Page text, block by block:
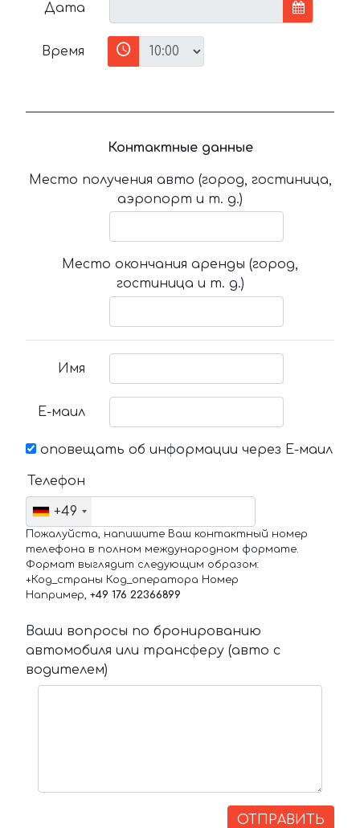
Дата
Время
Контактные данные
Место получения авто (город, гостиница,
аэропорт и т. д.)
Место окончания аренды (город,
гостиница и т. д.)
Имя
Е-маил
оповещать об информации через Е-маил
Телефон
+49
Пожалуйста, напишите Ваш контактный номер
телефона в полном международном формате.
Формат выглядит следующим образом:
+Код_страны Код_оператора Номер
Например, +49 176 22366899
Ваши вопросы по бронированию
автомобиля или трансферу (авто с
водителем)
ОТПРАВИТЬ